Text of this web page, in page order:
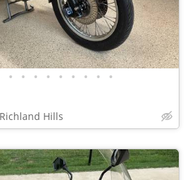
• • • • • • • • •
Hills